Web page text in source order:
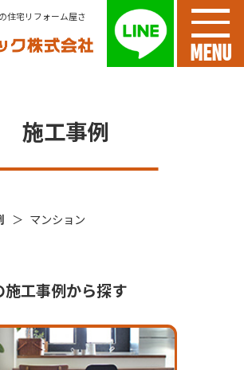
住宅リフォーム屋さ
MENU
施工事例
マンション
工事例から探す